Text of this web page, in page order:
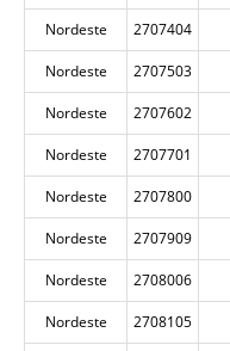
Nordeste 2707404
Nordeste 2707503
Nordeste 2707602
Nordeste 2707701
Nordeste 2707800
Nordeste 2707909
Nordeste 2708006
Nordeste 2708105